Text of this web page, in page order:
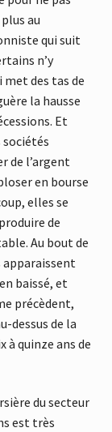
au
qui suit
n’y
des tas de
la hausse
Et
sociétés
de l’argent
en bourse
elles se
de
Au bout de
apparaissent
baissé, et
précèdent,
dessus de la
à quinze ans de
du secteur
est très